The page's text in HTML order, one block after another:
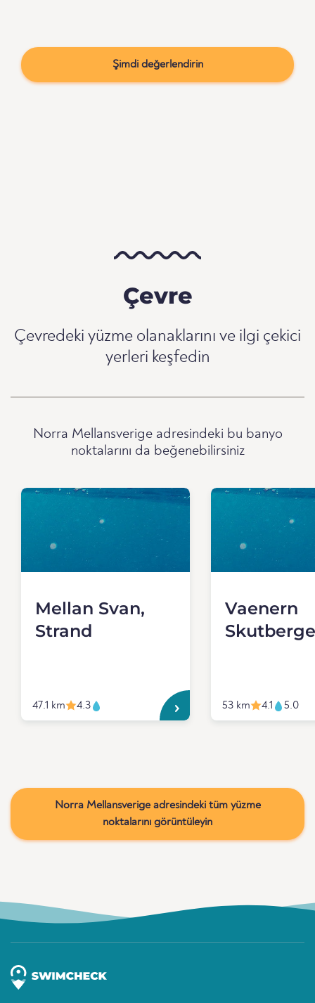
Şimdi değerlendirin
Çevre
Çevredeki yüzme olanaklarını ve ilgi çekici
yerleri keşfedin
Norra Mellansverige adresindeki bu banyo
noktalarını da beğenebilirsiniz
Mellan Svan,
Strand
47.1 km 4.3
Vaenern
53 km 4.1 5.0
Norra Mellansverige adresindeki tüm yüzme
noktalarını görüntüleyin